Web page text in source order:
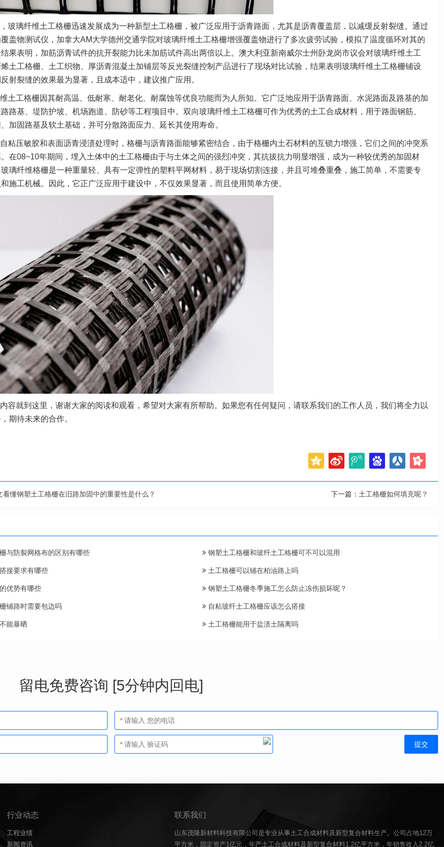
玻璃纤维土工格栅迅速发展成为一种新型土工格栅，被广泛应用于沥青路面，尤其是沥青覆盖层，以减缓反射裂缝。通过
盖物测试仪，加拿大AM大学德州交通学院对玻璃纤维土工格栅增强覆盖物进行了多次疲劳试验，模拟了温度循环对其的
果表明，加筋沥青试件的抗开裂能力比未加筋试件高出两倍以上。澳大利亚新南威尔士州卧龙岗市议会对玻璃纤维土工
土工格栅、土工织物、厚沥青混凝土加铺层等反光裂缝控制产品进行了现场对比试验，结果表明玻璃纤维土工格栅铺设
射裂缝的效果最为显著，且成本适中，建议推广应用。
土工格栅因其耐高温、低耐寒、耐老化、耐腐蚀等优良功能而为人所知。它广泛地应用于沥青路面、水泥路面及路基的加
路基、堤防护坡、机场跑道、防砂等工程项目中。双向玻璃纤维土工格栅可作为优秀的土工合成材料，用于路面钢筋、
加固路基及软土基础，并可分散路面应力、延长其使用寿命。
粘压敏胶和表面沥青浸渍处理时，格栅与沥青路面能够紧密结合，由于格栅内土石材料的互锁力增强，它们之间的冲突系
在08~10年期间，埋入土体中的土工格栅由于与土体之间的强烈冲突，其抗拔抗力明显增强，成为一种较优秀的加固材
璃纤维格栅是一种重量轻、具有一定弹性的塑料平网材料，易于现场切割连接，并且可堆叠重叠，施工简单，不需要专
施工机械。因此，它正广泛应用于建设中，不仅效果显著，而且使用简单方便。
容就到这里，谢谢大家的阅读和观看，希望对大家有所帮助。如果您有任何疑问，请联系我们的工作人员，我们将全力以
期待未来的合作。
看懂钢塑土工格栅在旧路加固中的重要性是什么？ 下一篇： 土工格栅如何填充呢？
与防裂网格布的区别有哪些 钢塑土工格栅和玻纤土工格栅可不可以混用
接要求有哪些 土工格栅可以铺在柏油路上吗
优势有哪些 钢塑土工格栅冬季施工怎么防止冻伤损坏呢？
铺路时需要包边吗 自粘玻纤土工格栅应该怎么搭接
能暴晒 土工格栅能用于盐渍土隔离吗
留电免费咨询 [5分钟内回电]
行业动态
工程业绩
新闻资讯
联系我们
山东茂隆新材料科技有限公司是专业从事土工合成材料及新型复合材料生产。公司占地12万
平方米，固定资产1亿元，年产土工合成材料及新型复合材料1.2亿平方米，年销售收入2.2亿